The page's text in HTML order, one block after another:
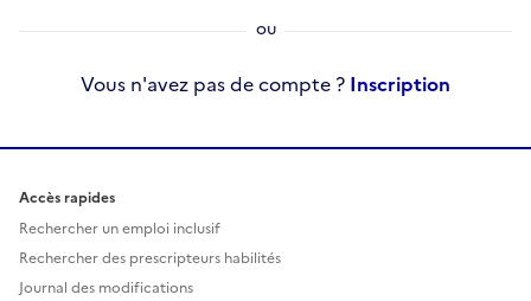
Vous n'avez pas de compte ? Inscription
Accès rapides
Rechercher un emploi inclusif
Rechercher des prescripteurs habilités
Journal des modifications